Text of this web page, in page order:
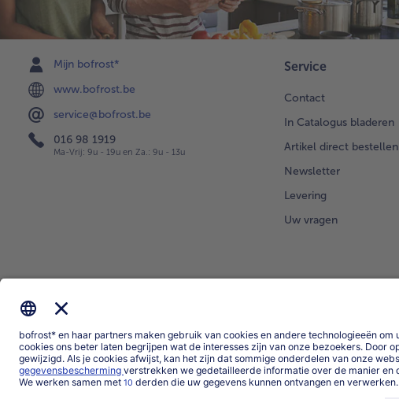
Mijn bofrost*
www.bofrost.be
service@bofrost.be
016 98 1919
Ma-Vrij: 9u - 19u en Za.: 9u - 13u
Service
Contact
In Catalogus bladeren
Artikel direct bestellen
Newsletter
Levering
Uw vragen